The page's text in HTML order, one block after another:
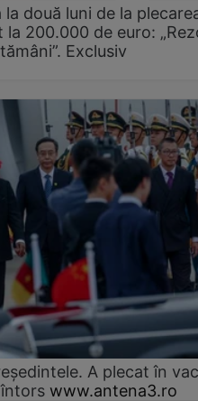
două luni de la
200.000 de euro:
Exclusiv
A plecat în
www.antena3.ro